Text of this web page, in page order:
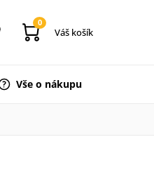
0
Váš košík
Vše o nákupu